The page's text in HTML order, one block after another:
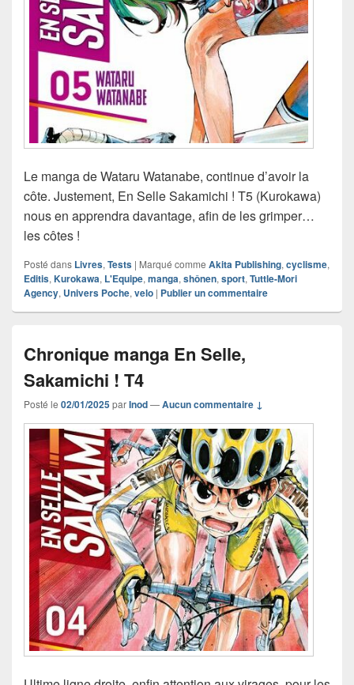
Le manga de Wataru Watanabe, continue d’avoir la
côte. Justement, En Selle Sakamichi ! T5 (Kurokawa)
nous en apprendra davantage, afin de les grimper…
les côtes !
Posté dans Livres, Tests | Marqué comme Akita Publishing, cyclisme,
Editis, Kurokawa, L'Equipe, manga, shônen, sport, Tuttle-Mori
Agency, Univers Poche, velo | Publier un commentaire
Chronique manga En Selle,
Sakamichi ! T4
Posté le 02/01/2025parInod—Aucun commentaire ↓